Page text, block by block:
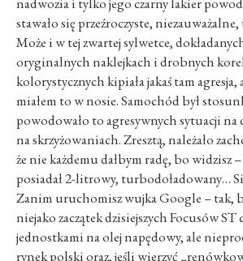
stawało się przeźroczyste,
Może i w tej zwartej sylwetce,
oryginalnych naklejkach i drobnych
kolorystycznych kipiała jakaś tam agresja,
miałem to w nosie. Samochód był
powodowało to agresywnych sytuacji na
na skrzyżowaniach. Zresztą, należało
że nie każdemu dałbym radę, bo widzisz
posiadał 2-litrowy, turbodoładowany…
Zanim uruchomisz wujka Google – tak,
niejako zaczątek dzisiejszych Focusów ST
jednostkami na olej napędowy, ale
rynek polski oraz, jeśli wierzyć